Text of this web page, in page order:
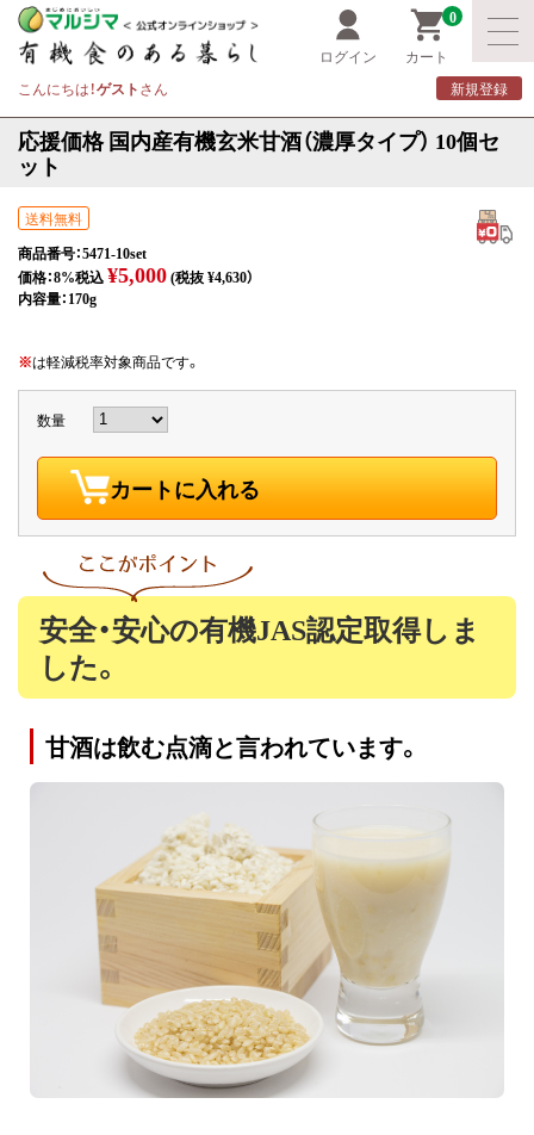
ログイン
0
カート
こんにちは！ゲストさん 新規登録
応援価格 国内産有機玄米甘酒（濃厚タイプ） 10個セ
ット
送料無料
商品番号：5471-10set
価格：8%税込¥5,000(税抜 ¥4,630）
内容量：170g
※は軽減税率対象商品です。
数量
カートに入れる
安全・安心の有機JAS認定取得しま
した。
甘酒は飲む点滴と言われています。